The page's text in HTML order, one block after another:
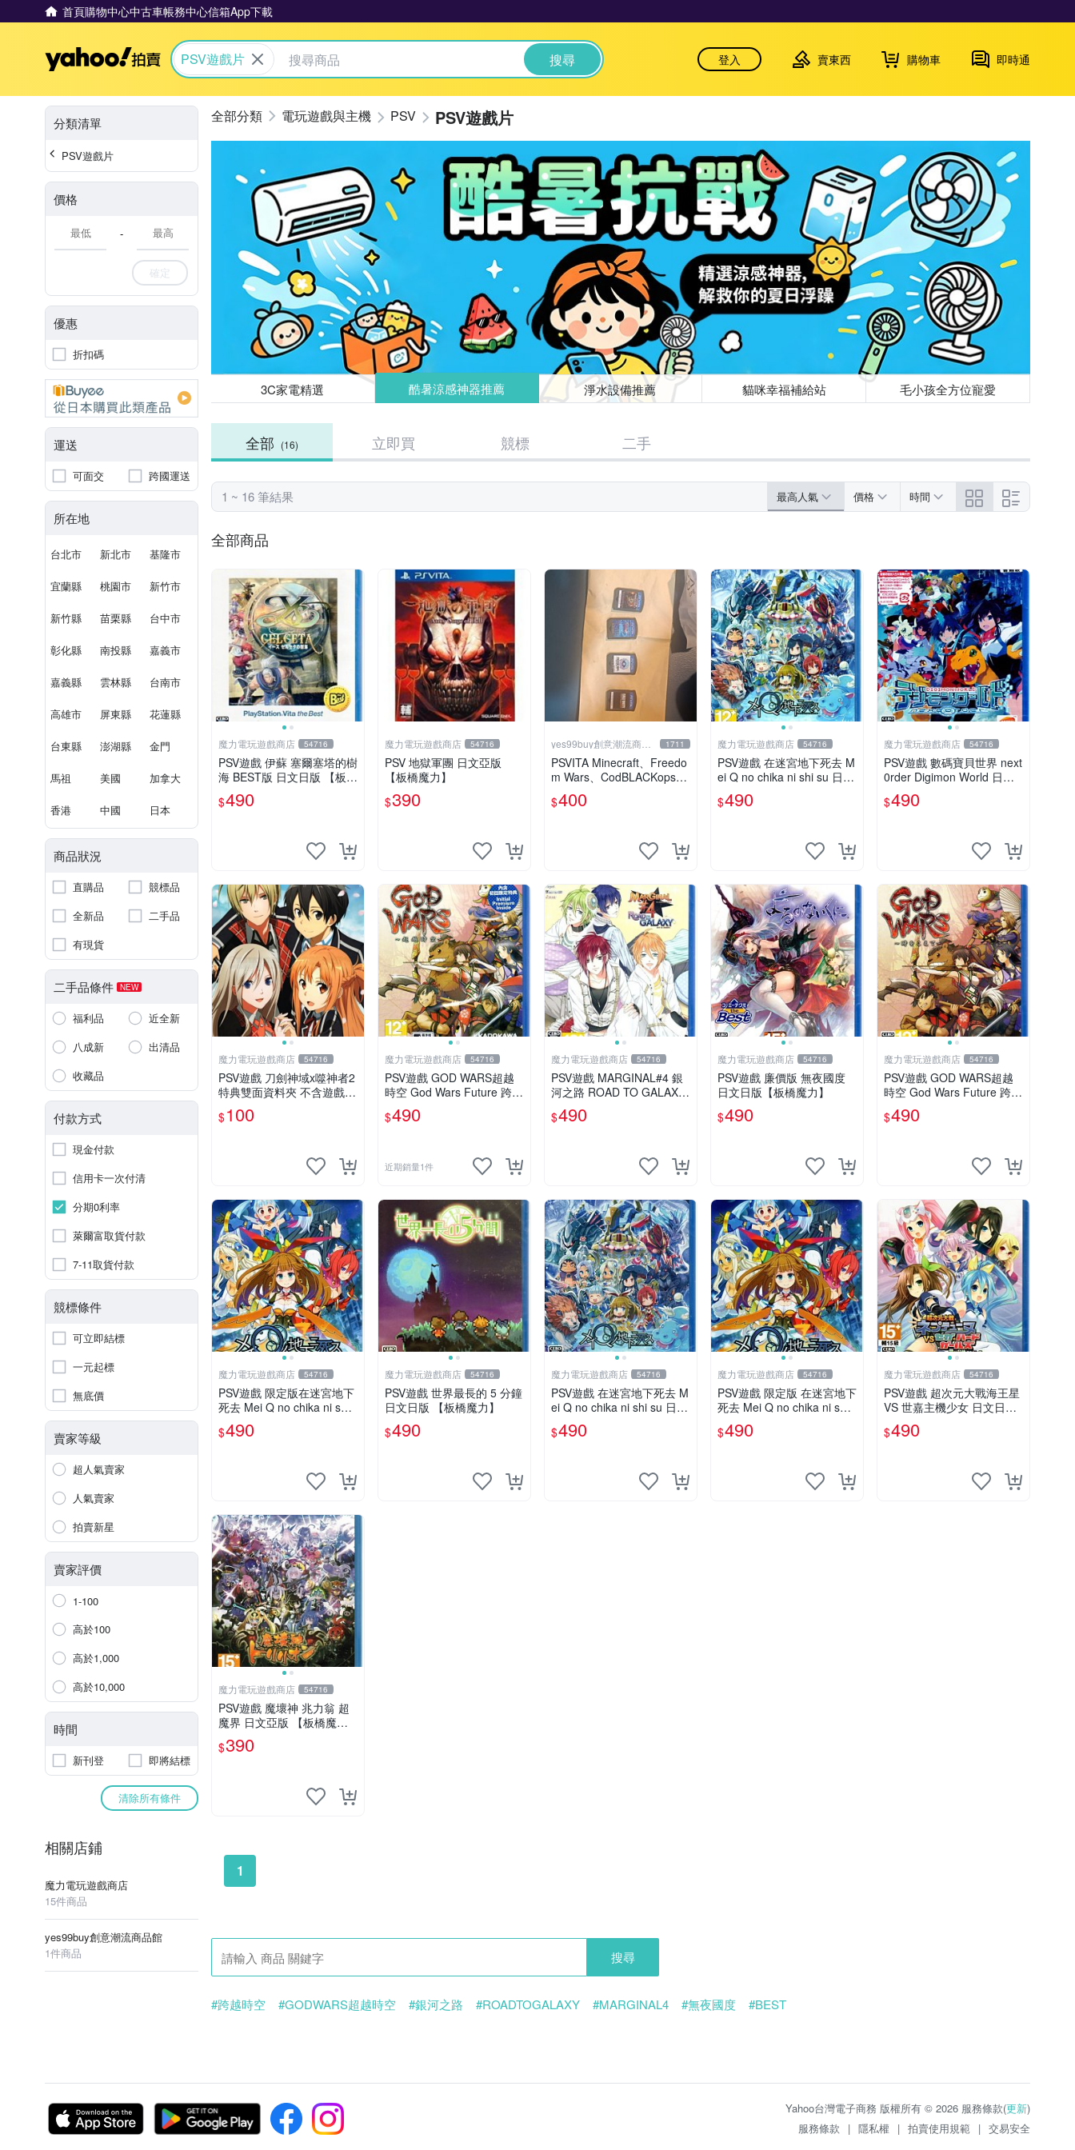
首頁購物中心中古車帳務中心信箱App下載
Yahoo拍賣
PSV遊戲片 搜尋 登入 賣東西 購物車 即時通
分類清單
PSV遊戲片
價格
-
確定
優惠
折扣碼
運送
可面交 跨國運送
所在地
台北市 新北市 基隆市
宜蘭縣 桃園市 新竹市
新竹縣 苗栗縣 台中市
彰化縣 南投縣 嘉義市
嘉義縣 雲林縣 台南市
高雄市 屏東縣 花蓮縣
台東縣 澎湖縣 金門
馬祖 美國 加拿大
香港 中國 日本
商品狀況
直購品
競標品
全新品
二手品
有現貨
二手品條件 NEW
福利品
近全新
八成新
出清品
收藏品
付款方式
現金付款
信用卡一次付清
分期0利率
萊爾富取貨付款
7-11取貨付款
競標條件
可立即結標
一元起標
無底價
賣家等級
超人氣賣家
人氣賣家
拍賣新星
賣家評價
1-100
高於100
高於1,000
高於10,000
時間
新刊登 即將結標
清除所有條件
相關店鋪
魔力電玩遊戲商店
15件商品
yes99buy創意潮流商品館
1件商品
電玩遊戲與主機 PSV PSV遊戲片
3C家電精選 酷暑涼感神器推薦 淨水設備推薦 貓咪幸福補給站 毛小孩全方位寵愛
全部 (16) 立即買 競標 二手
1 ~ 16 筆結果 最高人氣 價格 時間
全部商品
魔力電玩遊戲商店 54716
PSV遊戲 伊蘇 塞爾塞塔的樹
海 BEST版 日文日版 【板橋
魔力】
$490
魔力電玩遊戲商店 54716
PSV 地獄軍團 日文亞版
【板橋魔力】
$390
yes99buy創意潮流商品
館
1711
PSVITA Minecraft、Freedo
m Wars、CodBLACKops和
fighting climax
$400
魔力電玩遊戲商店 54716
PSV遊戲 在迷宮地下死去 M
ei Q no chika ni shi su 日文
亞版 【板橋魔力】
$490
魔力電玩遊戲商店 54716
PSV遊戲 數碼寶貝世界 next
0rder Digimon World 日文
日版 【板橋魔力】
$490
魔力電玩遊戲商店 54716
PSV遊戲 刀劍神域x噬神者2
特典雙面資料夾 不含遊戲光
碟【板橋魔力】
$100
魔力電玩遊戲商店 54716
PSV遊戲 GOD WARS超越
時空 God Wars Future 跨越
時空 中文亞版【板橋魔力】
$490
近期銷量1件
魔力電玩遊戲商店 54716
PSV遊戲 MARGINAL#4 銀
河之路 ROAD TO GALAXY
日文日版 【板橋魔力】
$490
魔力電玩遊戲商店 54716
PSV遊戲 廉價版 無夜國度
日文日版【板橋魔力】
$490
魔力電玩遊戲商店 54716
PSV遊戲 GOD WARS超越
時空 God Wars Future 跨越
時空 日文日版【板橋魔力】
$490
魔力電玩遊戲商店 54716
PSV遊戲 限定版在迷宮地下
死去 Mei Q no chika ni shi
日文日版 附特典【板橋魔
力】
$490
魔力電玩遊戲商店 54716
PSV遊戲 世界最長的 5 分鐘
日文日版 【板橋魔力】
$490
魔力電玩遊戲商店 54716
PSV遊戲 在迷宮地下死去 M
ei Q no chika ni shi su 日文
日版 附特典【板橋魔力】
$490
魔力電玩遊戲商店 54716
PSV遊戲 限定版 在迷宮地下
死去 Mei Q no chika ni shi
su 日文亞版 【板橋魔力】
$490
魔力電玩遊戲商店 54716
PSV遊戲 超次元大戰海王星
VS 世嘉主機少女 日文日版
附特典CD【板橋魔力】
$490
魔力電玩遊戲商店 54716
PSV遊戲 魔壞神 兆力翁 超
魔界 日文亞版 【板橋魔
力】
$390
1
搜尋
#跨越時空 #GODWARS超越時空 #銀河之路 #ROADTOGALAXY #MARGINAL4 #無夜國度 #BEST
Yahoo台灣電子商務 版權所有 © 2026 服務條款(更新)
服務條款
| 隱私權 | 拍賣使用規範 | 交易安全